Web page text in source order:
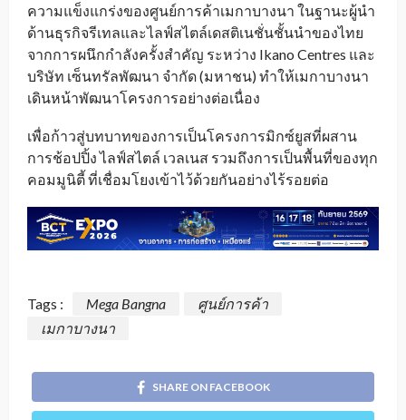
ความแข็งแกร่งของศูนย์การค้าเมกาบางนา ในฐานะผู้นำ
ด้านธุรกิจรีเทลและไลฟ์สไตล์เดสติเนชั่นชั้นนำของไทย
จากการผนึกกำลังครั้งสำคัญ ระหว่าง Ikano Centres และ
บริษัท เซ็นทรัลพัฒนา จำกัด (มหาชน) ทำให้เมกาบางนา
เดินหน้าพัฒนาโครงการอย่างต่อเนื่อง
เพื่อก้าวสู่บทบาทของการเป็นโครงการมิกซ์ยูสที่ผสาน
การช้อปปิ้ง ไลฟ์สไตล์ เวลเนส รวมถึงการเป็นพื้นที่ของทุก
คอมมูนิตี้ ที่เชื่อมโยงเข้าไว้ด้วยกันอย่างไร้รอยต่อ
Tags : Mega Bangna
ศูนย์การค้า
เมกาบางนา
SHARE ON FACEBOOK